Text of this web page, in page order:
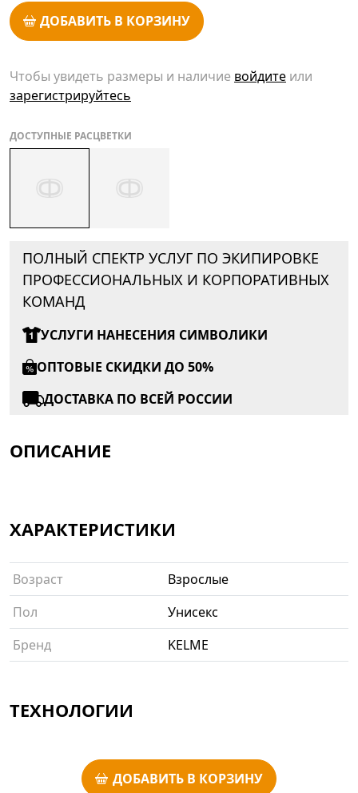
ДОБАВИТЬ В КОРЗИНУ
Чтобы увидеть размеры и наличие войдите или
зарегистрируйтесь
ДОСТУПНЫЕ РАСЦВЕТКИ
ПОЛНЫЙ СПЕКТР УСЛУГ ПО ЭКИПИРОВКЕ
ПРОФЕССИОНАЛЬНЫХ И КОРПОРАТИВНЫХ
КОМАНД
УСЛУГИ НАНЕСЕНИЯ СИМВОЛИКИ
ОПТОВЫЕ СКИДКИ ДО 50%
ДОСТАВКА ПО ВСЕЙ РОССИИ
ОПИСАНИЕ
ХАРАКТЕРИСТИКИ
Возраст
Взрослые
Пол
Унисекс
Бренд
KELME
ТЕХНОЛОГИИ
ДОБАВИТЬ В КОРЗИНУ